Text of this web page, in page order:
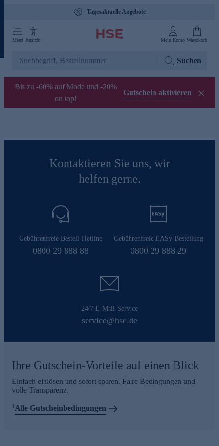
Tagesaktuelle Angebote
Menü Ansicht Mein Konto Warenkorb
Suchen
Bis zu -60% auf Mode und -20%
on top!
Gutschein aktivieren
Kontaktieren Sie uns, wir
helfen gerne.
Gebührenfreie Bestell-Hotline
0800 29 888 88
Gebührenfreie EASy-Bestellung
0800 29 888 29
24/7 E-Mail-Service
service@hse.de
Ihre Gutschein-Vorteile auf einen Blick
Einfach einlösen und sofort sparen. Faire Bedingungen und
volle Transparenz.
1Alle Gutscheinbedingungen